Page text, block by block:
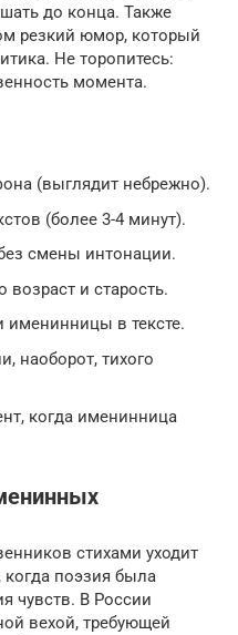
до конца. Также
резкий юмор, который
Не торопитесь:
момента.
(выглядит небрежно).
(более 3-4 минут).
смены интонации.
и старость.
именинницы в тексте.
наоборот, тихого
когда именинница
стихами уходит
поэзия была
чувств. В России
вехой, требующей